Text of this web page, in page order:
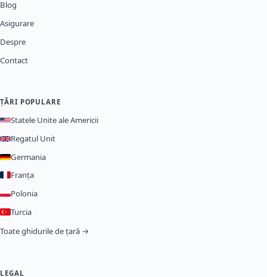
Blog
Asigurare
Despre
Contact
ȚĂRI POPULARE
Statele Unite ale Americii
Regatul Unit
Germania
Franța
Polonia
Turcia
Toate ghidurile de țară →
LEGAL